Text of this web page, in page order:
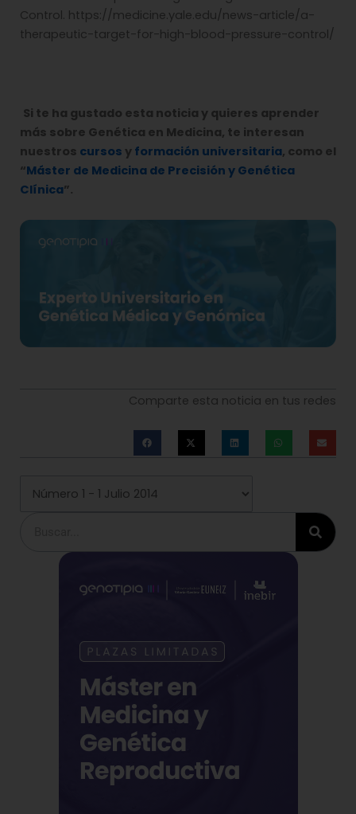
Control. https://medicine.yale.edu/news-article/a-
therapeutic-target-for-high-blood-pressure-control/
Si te ha gustado esta noticia y quieres aprender
más sobre Genética en Medicina, te interesan
nuestros cursos y formación universitaria, como el
“Máster de Medicina de Precisión y Genética
Clínica”.
Comparte esta noticia en tus redes